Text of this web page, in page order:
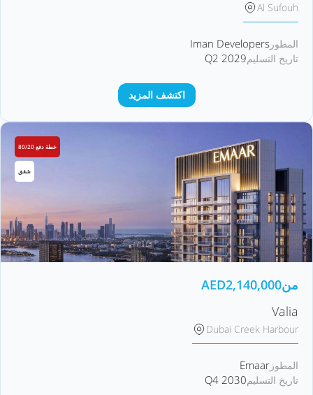
Al Sufouh
المطور Iman Developers
تاريخ التسليمQ2 2029
اكتشف المزيد
خطة دفع 80/20
شقق
من AED2,140,000
Valia
Dubai Creek Harbour
المطور Emaar
تاريخ التسليمQ4 2030